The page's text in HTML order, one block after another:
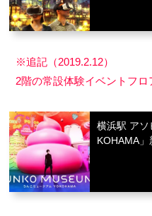
※追記（2019.2.12）
2階の常設体験イベントフロ
横浜駅 アソ
KOHAMA